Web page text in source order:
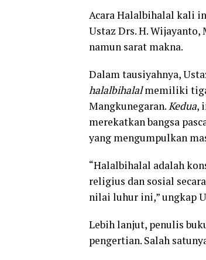
Acara Halalbihalal kali
Ustaz Drs. H. Wijayanto,
namun sarat makna.
Dalam tausiyahnya,
halalbihalalmemiliki
Mangkunegaran.Kedua,
merekatkan bangsa
yang mengumpulkan
“Halalbihalal adalah
religius dan sosial
nilai luhur ini,” ungkap
Lebih lanjut, penulis
pengertian. Salah